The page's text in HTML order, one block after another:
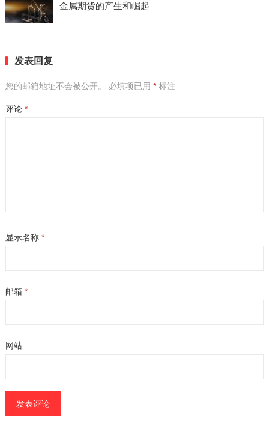
金属期货的产生和崛起
发表回复
您的邮箱地址不会被公开。 必填项已用 *标注
评论 *
显示名称 *
邮箱 *
网站